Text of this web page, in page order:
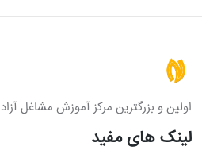
اولین و بزرگترین مرکز آموزش مشاغل آزاد
لینک های مفید